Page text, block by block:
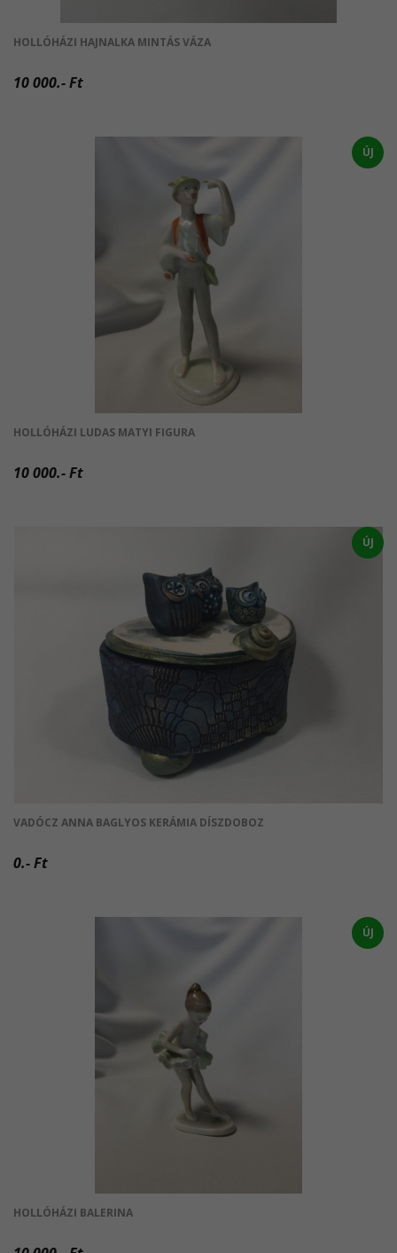
HOLLÓHÁZI HAJNALKA MINTÁS VÁZA
10 000.- Ft
ÚJ
HOLLÓHÁZI LUDAS MATYI FIGURA
10 000.- Ft
ÚJ
VADÓCZ ANNA BAGLYOS KERÁMIA DÍSZDOBOZ
0.- Ft
ÚJ
HOLLÓHÁZI BALERINA